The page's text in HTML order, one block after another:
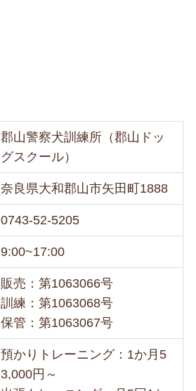
郡山警察犬訓練所（郡山ドッ
グスクール）
奈良県大和郡山市矢田町1888
0743-52-5205
9:00~17:00
販売：第1063066号
訓練：第1063068号
保管：第1063067号
預かりトレーニング：1か月5
3,000円～